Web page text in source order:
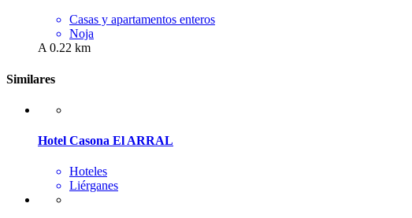
Casas y apartamentos enteros
Noja
A 0.22 km
Similares
Hotel Casona El ARRAL
Hoteles
Liérganes